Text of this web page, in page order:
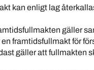
kan enligt lag
gäller
framtidsfullmakt för
gäller att fullmakten